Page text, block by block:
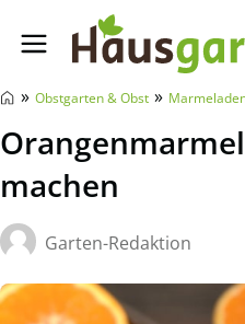
Hausgarten.net
» Obstgarten & Obst »
machen
Garten-Redaktion